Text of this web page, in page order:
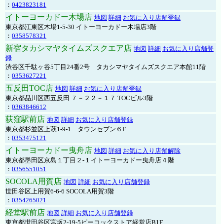
： 0423823181
イトーヨーカドー木場店 地図 詳細 お気に入り店舗登録
東京都江東区木場1-5-30 イトーヨーカドー木場店3階
： 0358578321
新宿タカシマヤタイムズスクエア店 地図 詳細 お気に入り店舗登
録
渋谷区千駄ヶ谷5丁目24番2号 タカシマヤタイムズスクエア本館11階
： 0353627221
五反田TOC店 地図 詳細 お気に入り店舗登録
東京都品川区西五反田 ７－２２－１７ TOCビル3階
： 0363846612
荻窪駅前店 地図 詳細 お気に入り店舗登録
東京都杉並区上萩1-9-1 タウンセブン６F
： 0353475121
イトーヨーカドー曳舟店 地図 詳細 お気に入り店舗解除
東京都墨田区京島１丁目２-１イトーヨーカドー曳舟店４階
： 0356551051
SOCOLA用賀店 地図 詳細 お気に入り店舗登録
世田谷区上用賀6-6-6 SOCOLA用賀3階
： 0354265021
経堂駅前店 地図 詳細 お気に入り店舗登録
東京都世田谷区宮坂2-19-5ピーコックストア経堂店B1F